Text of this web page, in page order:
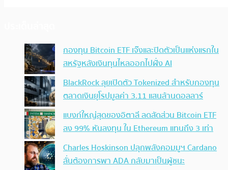
กองทุน Bitcoin ETF เจ๊งและปิดตัวเป็นแห่งแรกใน
สหรัฐหลังเงินทุนไหลออกไปฝั่ง AI
BlackRock ลุยเปิดตัว Tokenized สำหรับกองทุน
ตลาดเงินยุโรปมูลค่า 3.11 แสนล้านดอลลาร์
แบงก์ใหญ่สุดของอิตาลี ลดสัดส่วน Bitcoin ETF
ลง 99% หันลงทุน ใน Ethereum แทนถึง 3 เท่า
Charles Hoskinson ปลุกพลังคอมมูฯ Cardano
ลั่นต้องการพา ADA กลับมาเป็นผู้ชนะ